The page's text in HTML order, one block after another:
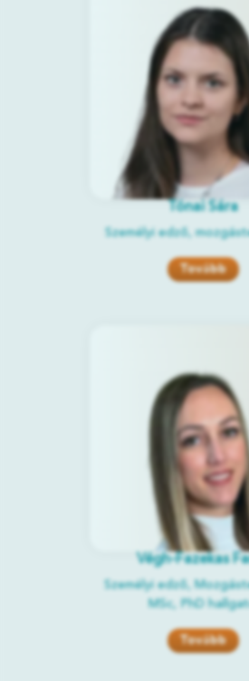
Tónai Sára
Személyi edző,
Tovább
Végh-Fazekas
Személyi edző,
MSc, PhD
Tovább